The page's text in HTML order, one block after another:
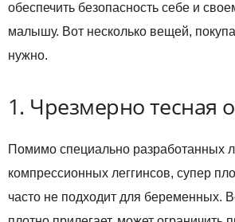
обеспечить безопасность себе и
малышу. Вот несколько вещей,
нужно.
1. Чрезмерно тесная
Помимо специально разработанных
компрессионных леггинсов, супер
часто не подходит для беременных.